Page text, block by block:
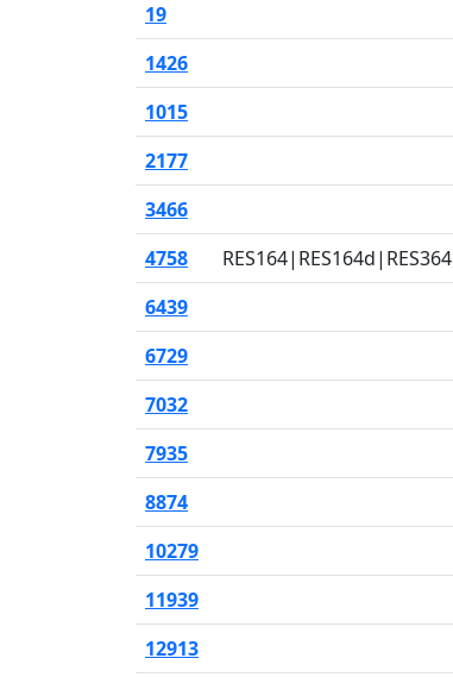
19
1426
1015
2177
3466
4758
RES164|RES164d|RES364
6439
6729
7032
7935
8874
10279
11939
12913